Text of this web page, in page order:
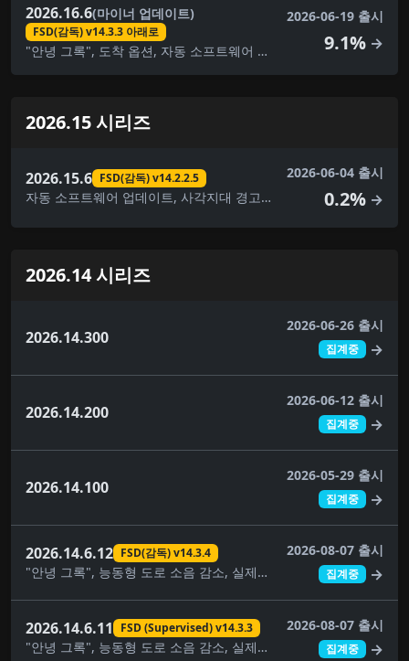
2026.16.6(마이너 업데이트)
FSD(감독) v14.3.3 아래로
"안녕 그록", 도착 옵션, 자동 소프트웨어 업데이트, 자동 조종 장치 이름 지정 업데이트, 사각지대 경고등, 브레이크 확인, 대시캠 뷰어 업데이트, FSD(감독) v14.3.3 아래로, 완전 자율 주행(감독) 아래, 몰입형 사운드 업그레이드, 건반, 사소한 수정, 음악 앱 대기열, 애완동물 모드, 후면 디스플레이, 보안 개선, 스케치북, 속도 프로필, 여행, UI 개선, 시각적 업데이트, 날씨 지도 개선
2026-06-19 출시
9.1% →
2026.15 시리즈
2026.15.6 FSD(감독) v14.2.2.5
자동 소프트웨어 업데이트, 사각지대 경고등, 브레이크 확인, 대시캠 뷰어 업데이트, FSD(감독) v14.2.2.5, 완전 자율주행(감독), 건반, 음악 앱 대기열, 페인트 가게, 애완동물 모드, 후면 디스플레이, 보안 개선, 스케치북, 속도 프로필, 여행, UI 개선
2026-06-04 출시
0.2% →
2026.14 시리즈
2026.14.300
2026-06-26 출시
집계중 →
2026.14.200
2026-06-12 출시
집계중 →
2026.14.100
2026-05-29 출시
집계중 →
2026.14.6.12 FSD(감독) v14.3.4
"안녕 그록", 능동형 도로 소음 감소, 실제로 스마트 소환, 자동 소프트웨어 업데이트, 사각지대 경고등, 주차 중 사각지대 경고, 컴포트 브레이킹, 대시캠 뷰어 업데이트, FSD(감독) v14.3.4, 완전 자율주행(감독), 몰입형 사운드 업그레이드, 건반, 음악 앱 대기열, 페인트 가게, 애완동물 모드, 후면 디스플레이, 보안 개선, 자율주행 앱, 스케치북, 슈퍼차저 가격 필터, 여행, 시각적 업데이트, 날씨 지도 개선
2026-08-07 출시
집계중 →
2026.14.6.11 FSD (Supervised) v14.3.3
"안녕 그록", 능동형 도로 소음 감소, 실제로 스마트 소환, 자동 소프트웨어 업데이트, 사각지대 경고등, 주차 중 사각지대 경고, 컴포트 브레이킹, 대시캠 뷰어 업데이트, FSD (Supervised) v14.3.3, FSD(감독) v14.3.4, 완전 자율주행(감독), 몰입형 사운드 업그레이드, 건반, 음악 앱 대기열, 페인트 가게, 애완동물 모드, 후면 디스플레이, 보안 개선, 자율주행 앱, 스케치북, 슈퍼차저 가격 필터, 여행, 시각적 업데이트, 날씨 지도 개선
2026-08-07 출시
집계중 →